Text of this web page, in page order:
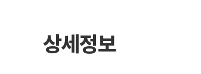
상세정보